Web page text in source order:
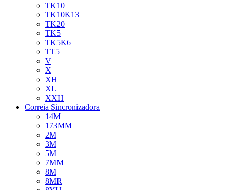
TK10
TK10K13
TK20
TK5
TK5K6
TT5
V
X
XH
XL
XXH
Correia Sincronizadora
14M
173MM
2M
3M
5M
7MM
8M
8MR